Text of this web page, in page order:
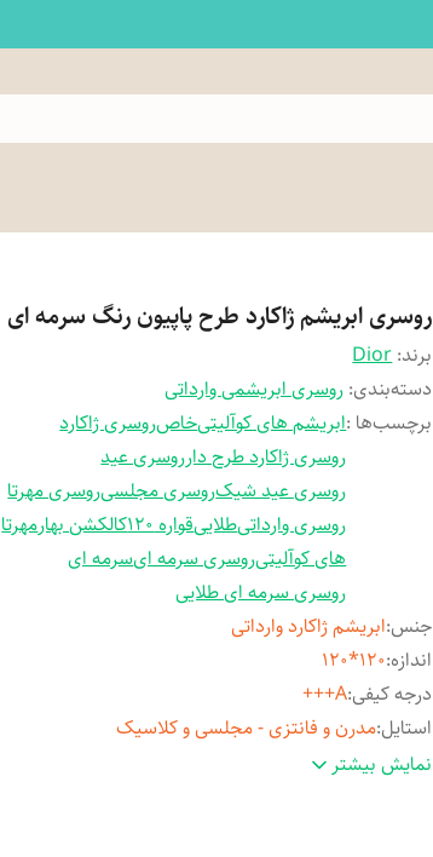
روسری ابریشم ژاکارد طرح پاپیون رنگ سرمه ای
برند:Dior
دسته‌بندی: روسری ابریشمی وارداتی
برچسب‌ها :ابریشم های کوآلیتیخاصروسری ژاکارد
روسری ژاکارد طرح دارروسری عید
روسری عید شیکروسری مجلسیروسری مهرتا
روسری وارداتیطلاییقواره 120 کالکشن بهارمهرتا
های کوآلیتیروسری سرمه ایسرمه ای
روسری سرمه ای طلایی
جنس:ابریشم ژاکارد وارداتی
اندازه:
120*120
درجه کیفی:
A+++
استایل:مدرن و فانتزی - مجلسی و کلاسیک
مناسب فصل: چهارفصل نمایش بیشتر